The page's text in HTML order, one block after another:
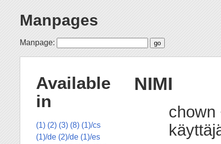
Manpages
Manpage:
NIMI
chown
Available
in
(1) (2) (3) (8) (1)/cs
(1)/de (2)/de (1)/es